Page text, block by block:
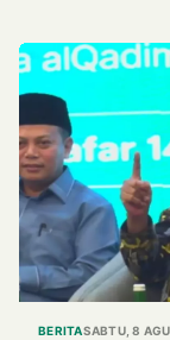
BERITASABTU, 8